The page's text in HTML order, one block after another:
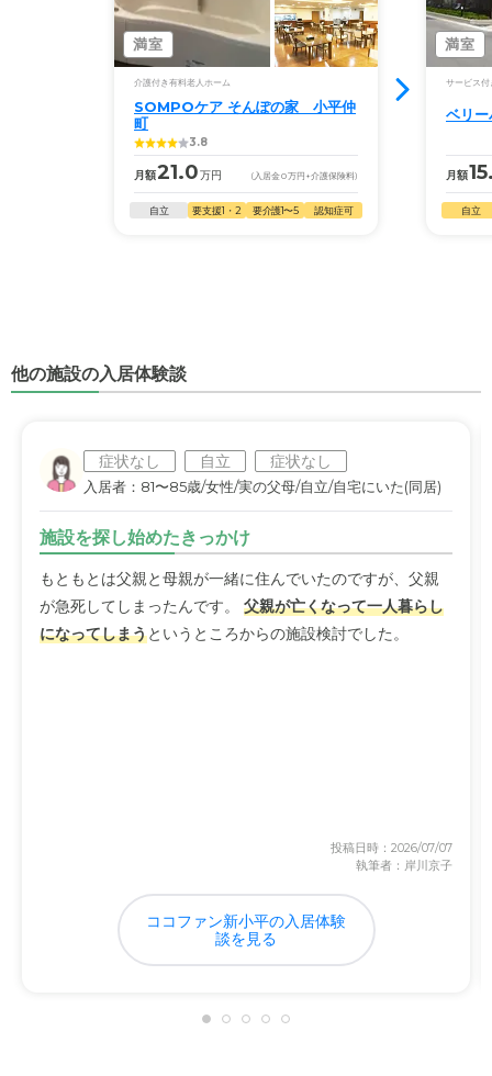
満室
介護付き有料老人ホーム
SOMPOケア そんぽの家　小平仲
町
3.8
月額21.0万円 (入居金0万円 +介護保険料)
自立 要支援1・2 要介護1〜5 認知症可
満室
サービス付
ベリ
月額
自立
他の施設の入居体験談
症状なし 自立 症状なし
入居者：81〜85歳/女性/実の父母/自立/自宅にいた(同居)
施設を探し始めたきっかけ
もともとは父親と母親が一緒に住んでいたのですが、父親
が急死してしまったんです。 父親が亡くなって一人暮らし
になってしまうというところからの施設検討でした。
投稿日時：2026/07/07
執筆者：岸川京子
ココファン新小平の入居体験
談を見る